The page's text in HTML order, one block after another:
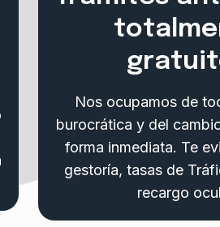
Nos ocupamos de
burocrática y del
forma inmediata. Te
gestoría, tasas de
recargo